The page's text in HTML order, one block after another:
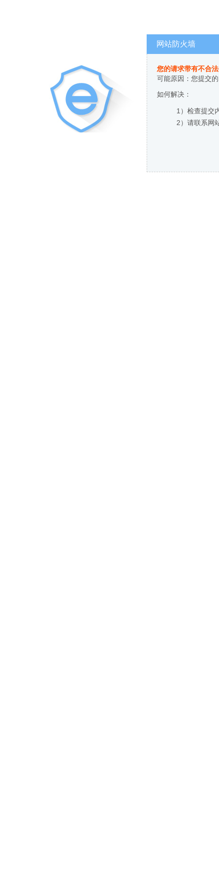
网站防火墙
您的请求带有不合
可能原因：您提交
如何解决：
1）检查提交
2）请联系网